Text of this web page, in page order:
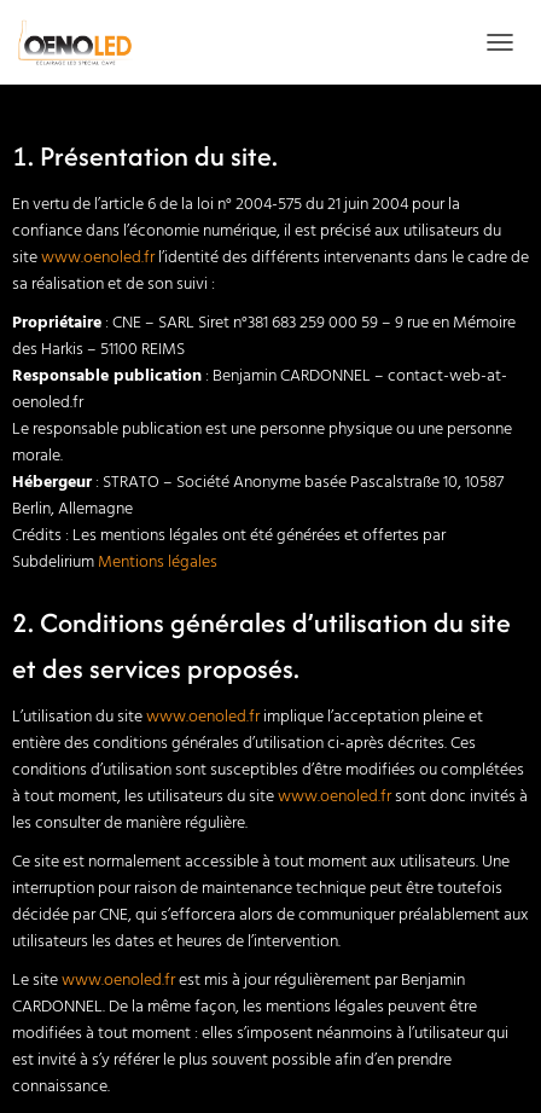
MENTIONS LÉGALES
1. Présentation du site.
En vertu de l’article 6 de la loi n° 2004-575 du 21 juin 2004 pour la
confiance dans l’économie numérique, il est précisé aux utilisateurs du
sitewww.oenoled.frl’identité des différents intervenants dans le cadre de
sa réalisation et de son suivi :
Propriétaire: CNE – SARL Siret n°381 683 259 000 59 – 9 rue en Mémoire
des Harkis – 51100 REIMS
Responsable publication: Benjamin CARDONNEL – contact-web-at-
oenoled.fr
Le responsable publication est une personne physique ou une personne
morale.
Hébergeur: STRATO – Société Anonyme basée Pascalstraße 10, 10587
Berlin, Allemagne
Crédits : Les mentions légales ont été générées et offertes par
SubdeliriumMentions légales
2. Conditions générales d’utilisation du site
et des services proposés.
L’utilisation du sitewww.oenoled.frimplique l’acceptation pleine et
entière des conditions générales d’utilisation ci-après décrites. Ces
conditions d’utilisation sont susceptibles d’être modifiées ou complétées
à tout moment, les utilisateurs du sitewww.oenoled.frsont donc invités à
les consulter de manière régulière.
Ce site est normalement accessible à tout moment aux utilisateurs. Une
interruption pour raison de maintenance technique peut être toutefois
décidée par CNE, qui s’efforcera alors de communiquer préalablement aux
utilisateurs les dates et heures de l’intervention.
Le sitewww.oenoled.frest mis à jour régulièrement par Benjamin
CARDONNEL. De la même façon, les mentions légales peuvent être
modifiées à tout moment : elles s’imposent néanmoins à l’utilisateur qui
est invité à s’y référer le plus souvent possible afin d’en prendre
connaissance.